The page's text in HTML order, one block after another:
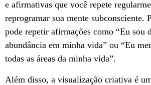
e afirmativas que você repete
reprogramar sua mente subconsciente.
pode repetir afirmações como “Eu sou
abundância em minha vida” ou “Eu
todas as áreas da minha vida”.
Além disso, a visualização criativa é